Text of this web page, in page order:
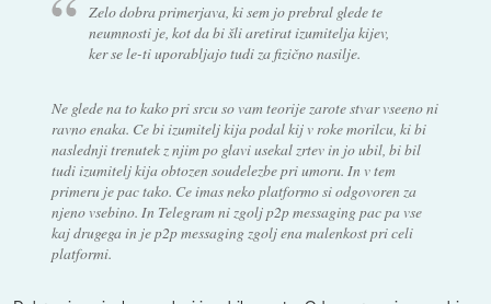
Zelo dobra primerjava, ki sem jo prebral glede te
neumnosti je, kot da bi šli aretirat izumitelja kijev,
ker se le-ti uporabljajo tudi za fizično nasilje.
Ne glede na to kako pri srcu so vam teorije zarote stvar vseeno ni
ravno enaka. Ce bi izumitelj kija podal kij v roke morilcu, ki bi
naslednji trenutek z njim po glavi usekal zrtev in jo ubil, bi bil
tudi izumitelj kija obtozen soudelezbe pri umoru. In v tem
primeru je pac tako. Ce imas neko platformo si odgovoren za
njeno vsebino. In Telegram ni zgolj p2p messaging pac pa vse
kaj drugega in je p2p messaging zgolj ena malenkost pri celi
platformi.